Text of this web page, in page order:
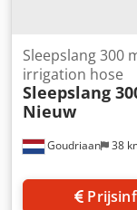
Goudriaan 38
Sleepslang 300
irrigation hose
Sleepslang
Nieuw